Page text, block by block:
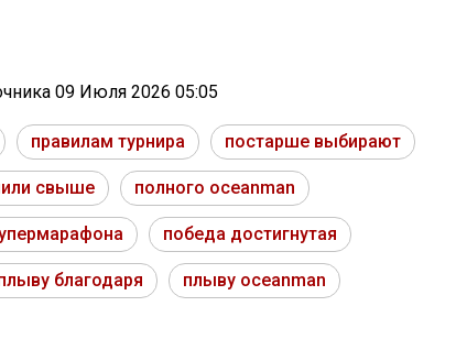
09 Июля 2026 05:05
правилам турнира постарше выбирают
свыше полного oceanman
победа достигнутая
благодаря плыву oceanman